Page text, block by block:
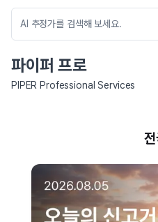
파이퍼 프로
PIPER Professional Services